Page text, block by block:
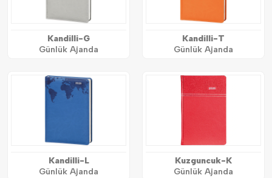
Kandilli-G
Günlük Ajanda
Kandilli-T
Günlük Ajanda
Kandilli-L
Günlük Ajanda
Kuzguncuk-K
Günlük Ajanda